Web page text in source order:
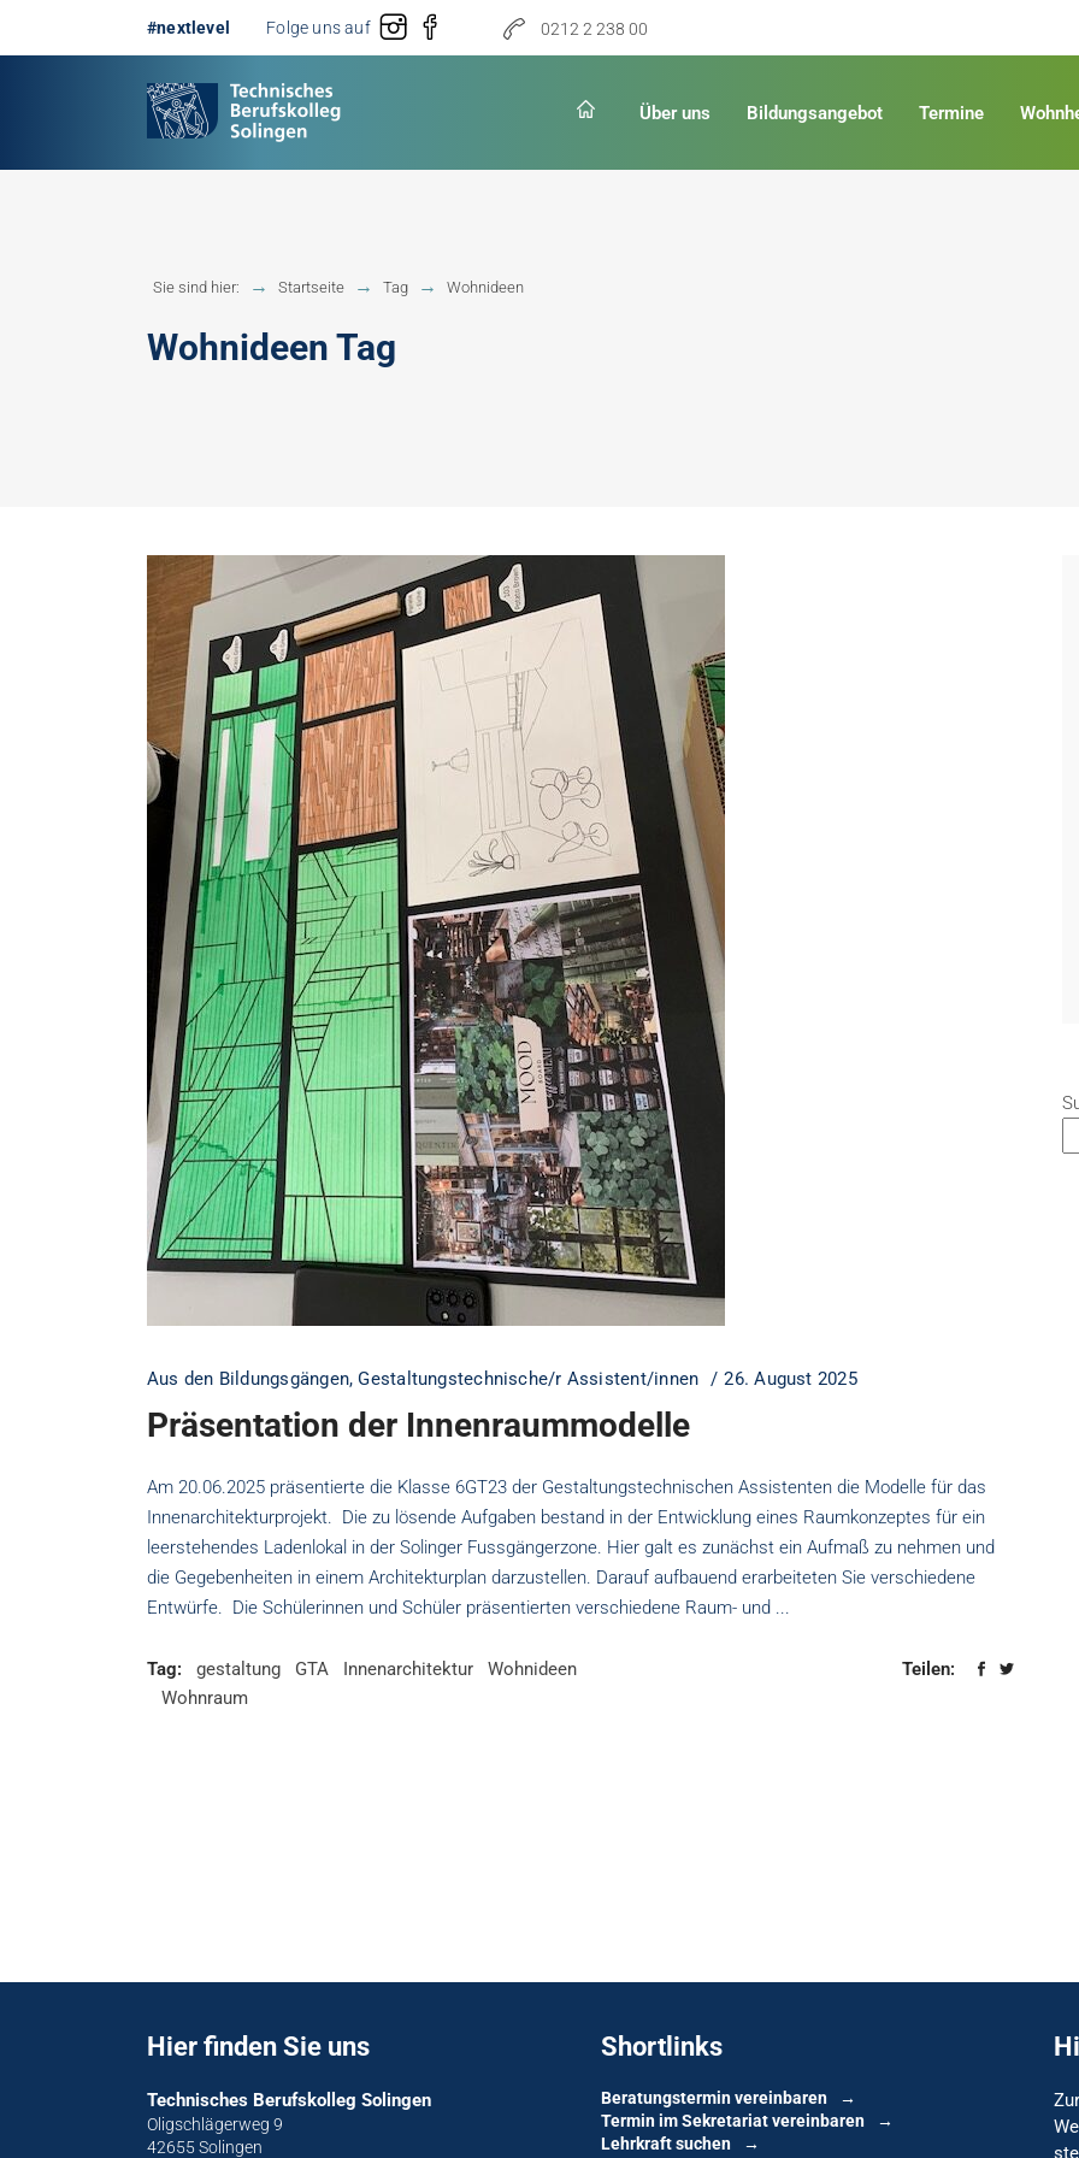
#nextlevel Folge uns auf 0212 2 238 00
Über uns Bildungsangebot
Handwerk
Erster Schulabschluss
Termine
Sie sind hier: Startseite Tag Wohnideen
Wohnideen Tag
Aus den Bildungsgängen,Gestaltungstechnische/r Assistent/innen 26. August 2025
Präsentation der Innenraummodelle
Am 20.06.2025 präsentierte die Klasse 6GT23 der Gestaltungstechnischen Assistenten die Modelle für das
Innenarchitekturprojekt. Die zu lösende Aufgaben bestand in der Entwicklung eines Raumkonzeptes für ein
leerstehendes Ladenlokal in der Solinger Fussgängerzone. Hier galt es zunächst ein Aufmaß zu nehmen und
die Gegebenheiten in einem Architekturplan darzustellen. Darauf aufbauend erarbeiteten Sie verschiedene
Entwürfe. Die Schülerinnen und Schüler präsentierten verschiedene Raum- und
Tag: gestaltung GTA Innenarchitektur
Wohnideen
Wohnraum
Teilen:
Hier finden Sie uns
Technisches Berufskolleg Solingen
Oligschlägerweg 9
42655 Solingen
Shortlinks
Beratungstermin vereinbaren
Termin im Sekretariat vereinbaren
Lehrkraft suchen